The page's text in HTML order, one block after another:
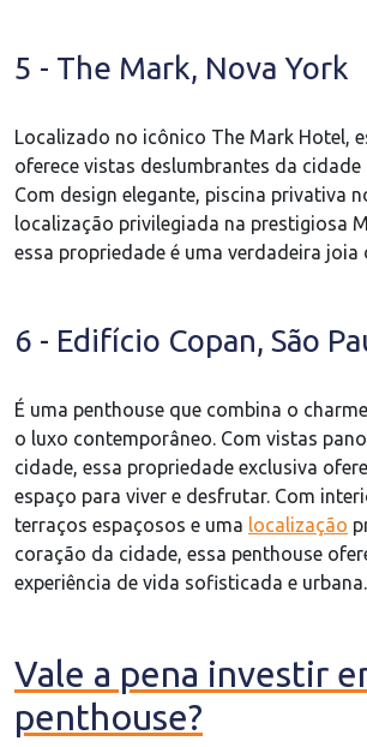
5 - The Mark, Nova York
Localizado no icônico The Mark Hotel,
oferece vistas deslumbrantes da cidade
Com design elegante, piscina privativa
localização privilegiada na prestigiosa
essa propriedade é uma verdadeira joia
6 - Edifício Copan, São
É uma penthouse que combina o
o luxo contemporâneo. Com vistas
cidade, essa propriedade exclusiva
espaço para viver e desfrutar. Com
terraços espaçosos e uma localização
coração da cidade, essa penthouse
experiência de vida sofisticada e urbana.
Vale a pena investir
penthouse?